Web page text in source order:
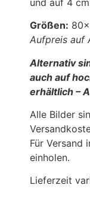
Größen:
Aufpreis auf
Alternativ
auch auf
erhältlich –
Alle Bilder
Für Versand
einholen.
Lieferzeit